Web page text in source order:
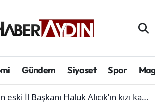
Gündem Siyaset Spor
İl Başkanı Haluk Alıcık’ın kızı kaza geçirdi
Durumu
Durumu ve Fikstür